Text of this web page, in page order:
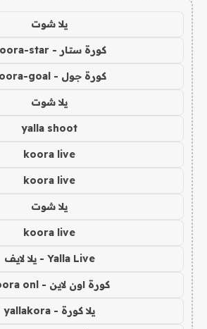
يلا شوت
كورة ستار - koora-star
كورة جول - koora-goal
يلا شوت
yalla shoot
koora live
koora live
يلا شوت
koora live
Yalla Live - يلا لايف
كورة اون لاين - koora onl
يلا كورة - yallakora